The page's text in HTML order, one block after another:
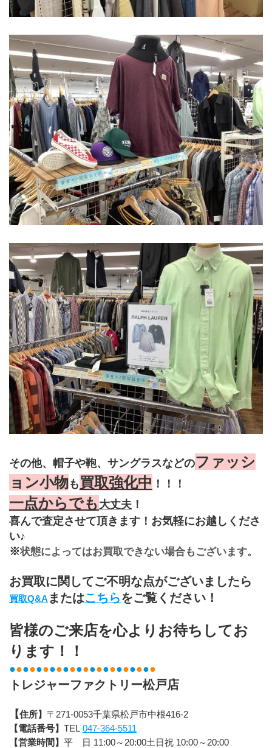
その他、帽子や鞄、サングラスなどのファッシ
ョン小物も 買取強化中 ！！！
一点からでも 大丈夫 ！
喜んで査定させて頂きます！お気軽にお越しくださ
い♪
※状態によってはお買取できない場合もございます。
お買取に関してご不明な点がございましたら
買取Q&A またはこちらをご覧ください！
皆様のご来店を心よりお待ちしてお
ります！！
●●●●●●●●●●●●●●●●●●●●●●
トレジャーファクトリー松戸店
【住所】 〒271-0053千葉県松戸市中根416-2
【電話番号】 TEL 047-364-5511
【営業時間】 平　日 11:00～20:00土日祝 10:00～20:00